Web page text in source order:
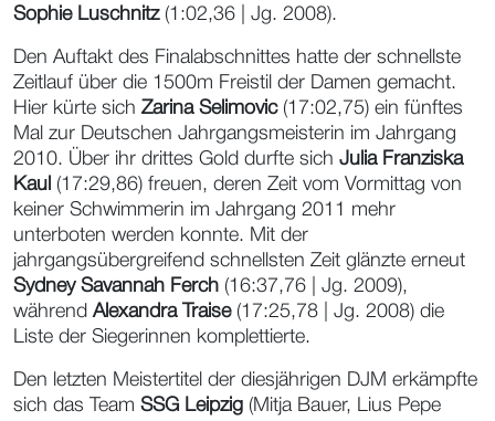
Sophie Luschnitz (1:02,36 | Jg. 2008).
Den Auftakt des Finalabschnittes hatte der schnellste
Zeitlauf über die 1500m Freistil der Damen gemacht.
Hier kürte sich Zarina Selimovic(17:02,75) ein fünftes
Mal zur Deutschen Jahrgangsmeisterin im Jahrgang
2010. Über ihr drittes Gold durfte sich Julia Franziska
Kaul (17:29,86) freuen, deren Zeit vom Vormittag von
keiner Schwimmerin im Jahrgang 2011 mehr
unterboten werden konnte. Mit der
jahrgangsübergreifend schnellsten Zeit glänzte erneut
Sydney Savannah Ferch (16:37,76 | Jg. 2009),
währendAlexandra Traise(17:25,78 | Jg. 2008) die
Liste der Siegerinnen komplettierte.
Den letzten Meistertitel der diesjährigen DJM erkämpfte
sich das Team SSG Leipzig (Mitja Bauer, Lius Pepe